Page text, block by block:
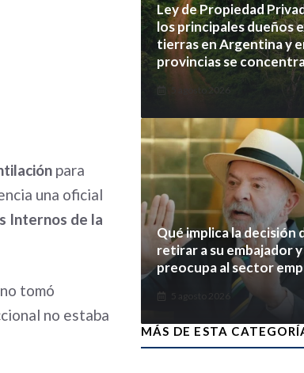
para
una oficial
Internos de la
tomó
no estaba
Ley de Propiedad
los principales dueños
tierras en Argentina y
provincias se
Qué implica la decisión
retirar a su embajador
preocupa al sector
5 agosto 2026
MÁS DE ESTA